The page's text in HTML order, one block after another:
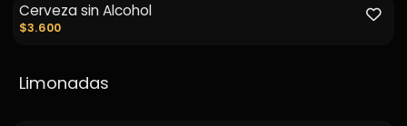
Cerveza sin Alcohol
$3.600
Limonadas